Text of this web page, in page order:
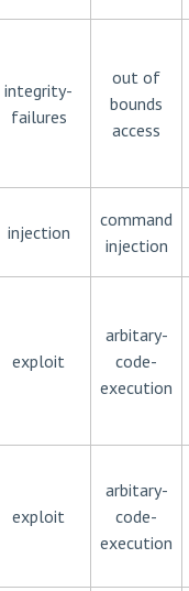
integrity-
failures
out of
bounds
access
injection
command
injection
exploit
arbitary-
code-
execution
exploit
arbitary-
code-
execution